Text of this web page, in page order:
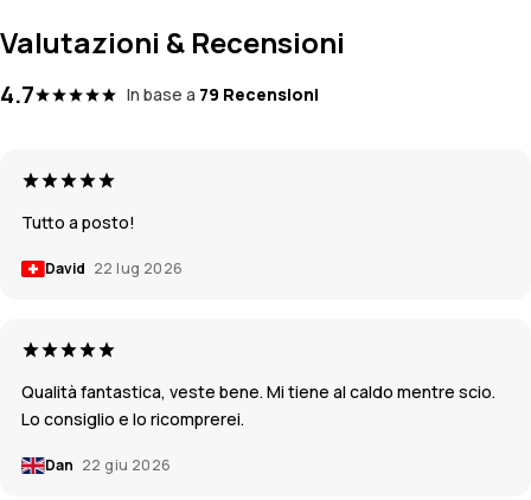
Valutazioni & Recensioni
4.7 In base a 79 Recensioni
Tutto a posto!
David 22 lug 2026
Qualità fantastica, veste bene. Mi tiene al caldo mentre scio.
Lo consiglio e lo ricomprerei.
Dan 22 giu 2026